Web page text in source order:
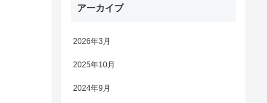
アーカイブ
2026年3月
2025年10月
2024年9月